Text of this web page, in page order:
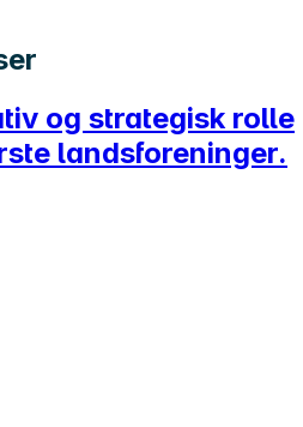
og strategisk rolle
landsforeninger.